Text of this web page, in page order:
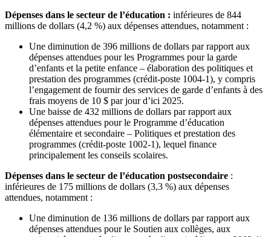
Dépenses dans le secteur de l’éducation : inférieures de 844
millions de dollars (4,2 %) aux dépenses attendues, notamment :
Une diminution de 396 millions de dollars par rapport aux
dépenses attendues pour les Programmes pour la garde
d’enfants et la petite enfance – élaboration des politiques et
prestation des programmes (crédit-poste 1004-1), y compris
l’engagement de fournir des services de garde d’enfants à des
frais moyens de 10 $ par jour d’ici 2025.
Une baisse de 432 millions de dollars par rapport aux
dépenses attendues pour le Programme d’éducation
élémentaire et secondaire – Politiques et prestation des
programmes (crédit-poste 1002‑1), lequel finance
principalement les conseils scolaires.
Dépenses dans le secteur de l’éducation postsecondaire :
inférieures de 175 millions de dollars (3,3 %) aux dépenses
attendues, notamment :
Une diminution de 136 millions de dollars par rapport aux
dépenses attendues pour le Soutien aux collèges, aux